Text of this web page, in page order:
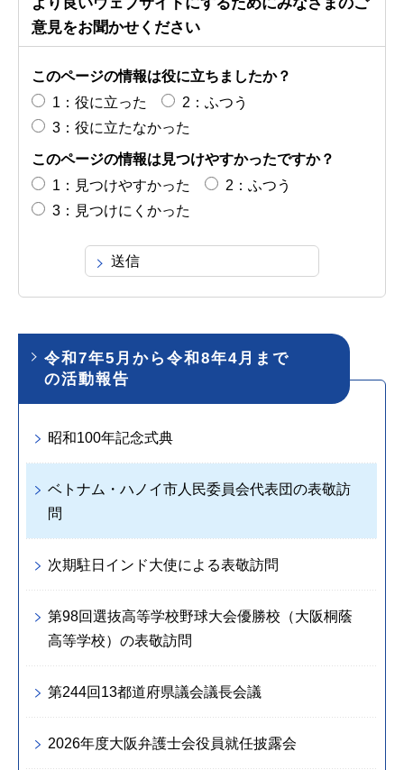
意見をお聞かせください
このページの情報は役に立ちましたか？
1：役に立った
2：ふつう
3：役に立たなかった
このページの情報は見つけやすかったですか？
1：見つけやすかった
2：ふつう
3：見つけにくかった
令和7年5月から令和8年4月まで
の活動報告
昭和100年記念式典
ベトナム・ハノイ市人民委員会代表団の表敬訪
問
次期駐日インド大使による表敬訪問
第98回選抜高等学校野球大会優勝校（大阪桐蔭
高等学校）の表敬訪問
第244回13都道府県議会議長会議
2026年度大阪弁護士会役員就任披露会